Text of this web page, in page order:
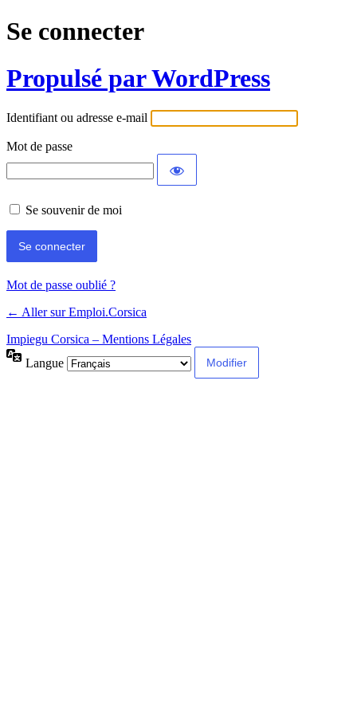
Se connecter
Propulsé par WordPress
Identifiant ou adresse e-mail
Mot de passe
Se souvenir de moi
Mot de passe oublié ?
← Aller sur Emploi.Corsica
Impiegu Corsica – Mentions Légales
Langue